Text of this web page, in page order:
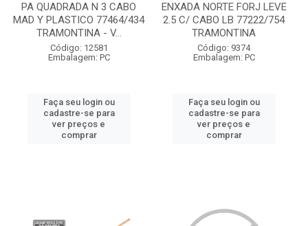
PA QUADRADA N 3 CABO
MAD Y PLASTICO 77464/434
TRAMONTINA - V...
Código: 12581
Embalagem: PC
Faça seu login ou
cadastre-se para
ver preços e
comprar
ENXADA NORTE FORJ LEVE
2.5 C/ CABO LB 77222/754
TRAMONTINA
Código: 9374
Embalagem: PC
Faça seu login ou
cadastre-se para
ver preços e
comprar